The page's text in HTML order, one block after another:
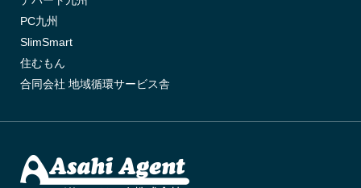
PC九州
SlimSmart
住むもん
合同会社 地域循環サービス舎